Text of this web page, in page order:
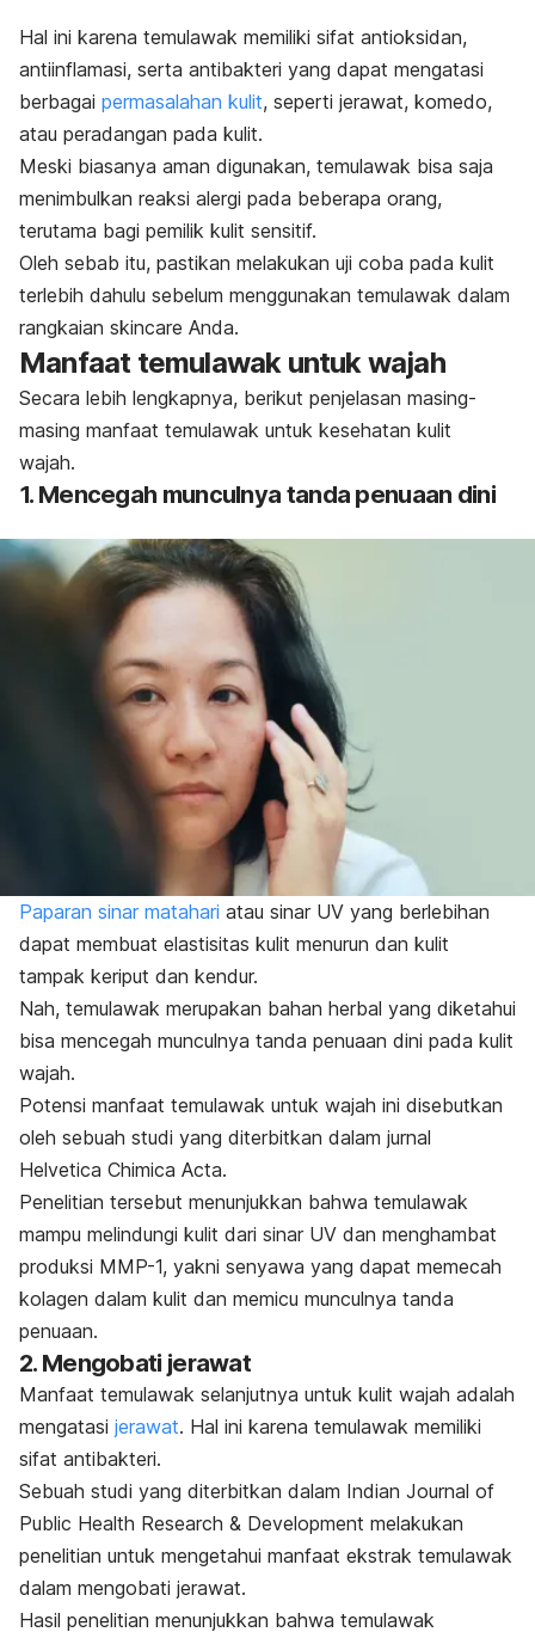
Hal ini karena temulawak memiliki sifat antioksidan,
antiinflamasi, serta antibakteri yang dapat mengatasi
berbagai permasalahan kulit, seperti jerawat, komedo,
atau peradangan pada kulit.
Meski biasanya aman digunakan, temulawak bisa saja
menimbulkan reaksi alergi pada beberapa orang,
terutama bagi pemilik kulit sensitif.
Oleh sebab itu, pastikan melakukan uji coba pada kulit
terlebih dahulu sebelum menggunakan temulawak dalam
rangkaian skincare Anda.
Manfaat temulawak untuk wajah
Secara lebih lengkapnya, berikut penjelasan masing-
masing manfaat temulawak untuk kesehatan kulit
wajah.
1. Mencegah munculnya tanda penuaan dini
Paparan sinar matahari atau sinar UV yang berlebihan
dapat membuat elastisitas kulit menurun dan kulit
tampak keriput dan kendur.
Nah, temulawak merupakan bahan herbal yang diketahui
bisa mencegah munculnya tanda penuaan dini pada kulit
wajah.
Potensi manfaat temulawak untuk wajah ini disebutkan
oleh sebuah studi yang diterbitkan dalam jurnal
Helvetica Chimica Acta.
Penelitian tersebut menunjukkan bahwa temulawak
mampu melindungi kulit dari sinar UV dan menghambat
produksi MMP-1, yakni senyawa yang dapat memecah
kolagen dalam kulit dan memicu munculnya tanda
penuaan.
2. Mengobati jerawat
Manfaat temulawak selanjutnya untuk kulit wajah adalah
mengatasi jerawat. Hal ini karena temulawak memiliki
sifat antibakteri.
Sebuah studi yang diterbitkan dalam Indian Journal of
Public Health Research & Development melakukan
penelitian untuk mengetahui manfaat ekstrak temulawak
dalam mengobati jerawat.
Hasil penelitian menunjukkan bahwa temulawak